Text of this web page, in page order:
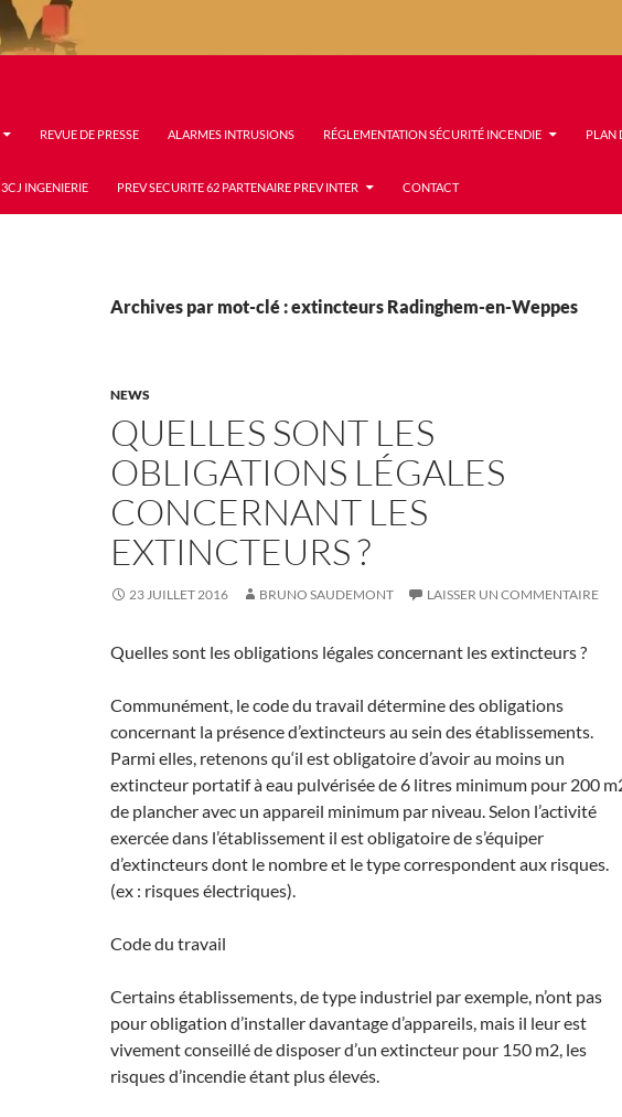
REVUE DE PRESSE ALARMES INTRUSIONS RÉGLEMENTATION SÉCURITÉ INCENDIE PLAN
3CJ INGENIERIE PREV SECURITE 62 PARTENAIRE PREV INTER CONTACT
Archives par mot-clé : extincteurs Radinghem-en-Weppes
NEWS
QUELLES SONT LES
OBLIGATIONS LÉGALES
CONCERNANT LES
EXTINCTEURS ?
23 JUILLET 2016 BRUNO SAUDEMONT LAISSER UN COMMENTAIRE
Quelles sont les obligations légales concernant les extincteurs ?
Communément, le code du travail détermine des obligations
concernant la présence d’extincteurs au sein des établissements.
Parmi elles, retenons qu‘il est obligatoire d’avoir au moins un
extincteur portatif à eau pulvérisée de 6 litres minimum pour 200
de plancher avec un appareil minimum par niveau. Selon l’activité
exercée dans l’établissement il est obligatoire de s’équiper
d’extincteurs dont le nombre et le type correspondent aux risques.
(ex : risques électriques).
Code du travail
Certains établissements, de type industriel par exemple, n’ont pas
pour obligation d’installer davantage d’appareils, mais il leur est
vivement conseillé de disposer d’un extincteur pour 150 m2, les
risques d’incendie étant plus élevés.